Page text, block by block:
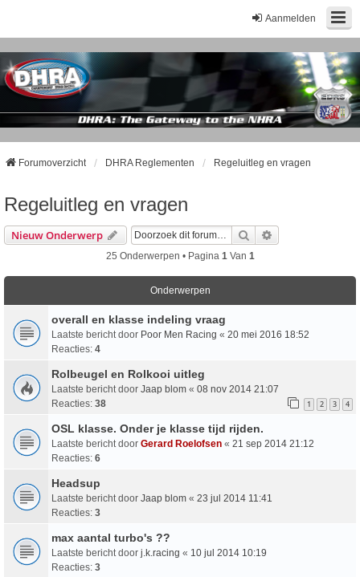
Aanmelden
Forumoverzicht DHRA Reglementen Regeluitleg en vragen
Regeluitleg en vragen
Nieuw Onderwerp Zoek
25 Onderwerpen • Pagina 1Van 1
Onderwerpen
overall en klasse indeling vraag
Laatste bericht door Poor Men Racing « 20 mei 2016 18:52
Reacties: 4
Rolbeugel en Rolkooi uitleg
Laatste bericht door Jaap blom « 08 nov 2014 21:07
Reacties: 38 1 2 3 4
OSL klasse. Onder je klasse tijd rijden.
Laatste bericht door Gerard Roelofsen « 21 sep 2014 21:12
Reacties: 6
Headsup
Laatste bericht door Jaap blom « 23 jul 2014 11:41
Reacties: 3
max aantal turbo's ??
Laatste bericht door j.k.racing « 10 jul 2014 10:19
Reacties: 3